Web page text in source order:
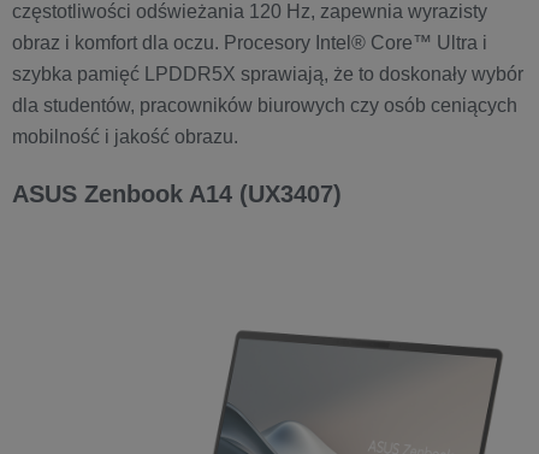
częstotliwości odświeżania 120 Hz, zapewnia wyrazisty
obraz i komfort dla oczu. Procesory Intel® Core™ Ultra i
szybka pamięć LPDDR5X sprawiają, że to doskonały wybór
dla studentów, pracowników biurowych czy osób ceniących
mobilność i jakość obrazu.
ASUS Zenbook A14 (UX3407)